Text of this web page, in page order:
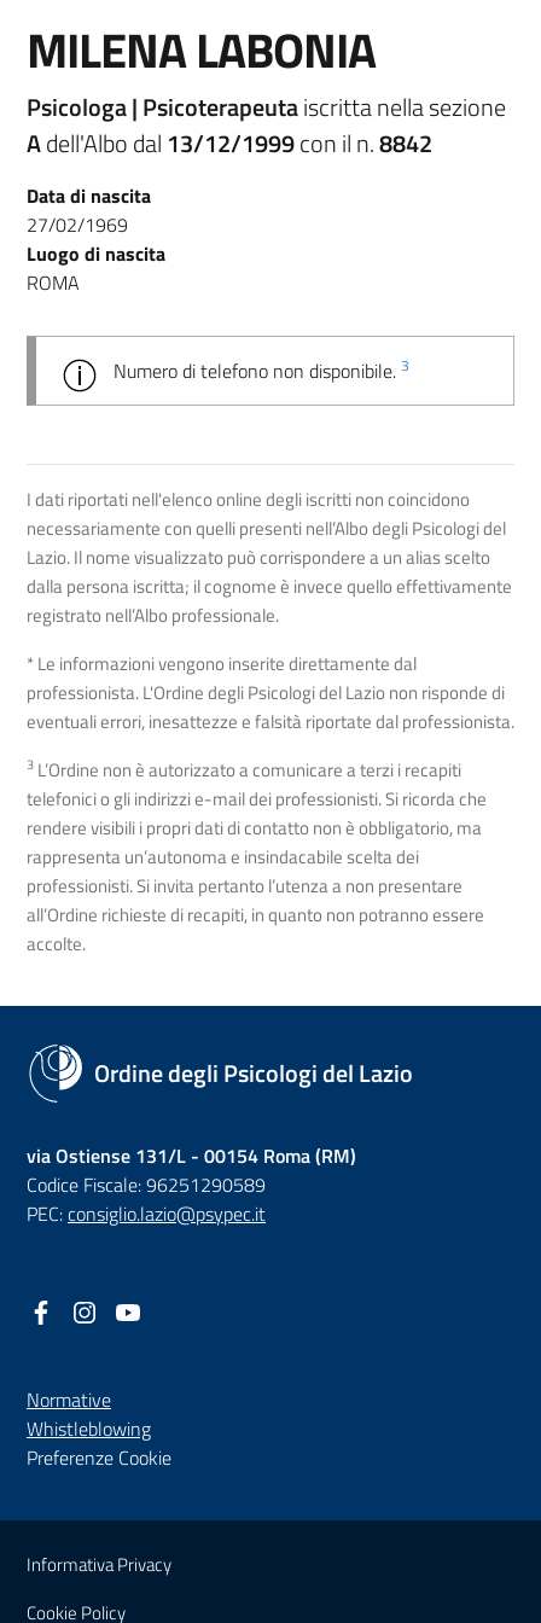
MILENA LABONIA
Psicologa | Psicoterapeutaiscritta nella sezione
Adell'Albo dal 13/12/1999con il n.8842
Data di nascita
27/02/1969
Luogo di nascita
ROMA
Numero di telefono non disponibile. 3
I dati riportati nell'elenco online degli iscritti non coincidono
necessariamente con quelli presenti nell’Albo degli Psicologi del
Lazio. Il nome visualizzato può corrispondere a un alias scelto
dalla persona iscritta; il cognome è invece quello effettivamente
registrato nell’Albo professionale.
* Le informazioni vengono inserite direttamente dal
professionista. L'Ordine degli Psicologi del Lazio non risponde di
eventuali errori, inesattezze e falsità riportate dal professionista.
3 L’Ordine non è autorizzato a comunicare a terzi i recapiti
telefonici o gli indirizzi e-mail dei professionisti. Si ricorda che
rendere visibili i propri dati di contatto non è obbligatorio, ma
rappresenta un’autonoma e insindacabile scelta dei
professionisti. Si invita pertanto l’utenza a non presentare
all’Ordine richieste di recapiti, in quanto non potranno essere
accolte.
Ordine degli Psicologi del Lazio
via Ostiense 131/L - 00154 Roma (RM)
Codice Fiscale: 96251290589
PEC:consiglio.lazio@psypec.it
Facebook
(nuova scheda - new tab)
Instagram
(nuova scheda - new tab)
Normative
Whistleblowing(nuova scheda - new tab)
Preferenze Cookie
Sezione Link Utili
Informativa Privacy
Cookie Policy